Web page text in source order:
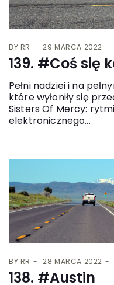
BY RR 29 MARCA 2022
139. #Coś się
Pełni nadziei i na
które wyłoniły się
Sisters Of Mercy:
elektronicznego...
BY RR 28 MARCA 2022
138. #Austin